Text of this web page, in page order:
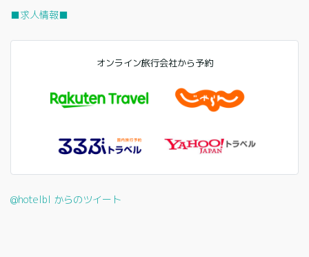
■求人情報■
オンライン旅行会社から予約
@hotelbl からのツイート